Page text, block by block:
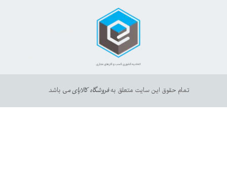
تمام حقوق این سایت متعلق بهفروشگاه کالاپای می باشد.